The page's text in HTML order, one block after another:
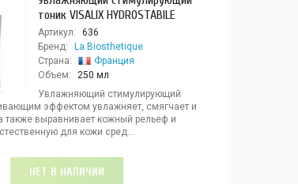
тоник VISALIX HYDROSTABILE
Артикул:
636
Бренд:
La Biosthetique
Страна:
Франция
Объем:
250 мл
Увлажняющий стимулирующий
эффектом увлажняет, смягчает и
также выравнивает кожный рельеф и
для кожи сред...
НЕТ В НАЛИЧИИ